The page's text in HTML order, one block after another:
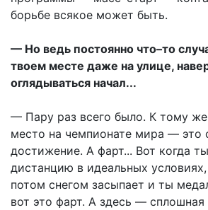
борьбе всякое может быть.
— Но ведь постоянно что–то
твоем месте даже на улице,
оглядываться начал...
— Пару раз всего было. К тому же
место на чемпионате мира — это
достижение. А фарт... Вот когда
дистанцию в идеальных
потом снегом засыпает и ты
вот это фарт. А здесь — сплошная